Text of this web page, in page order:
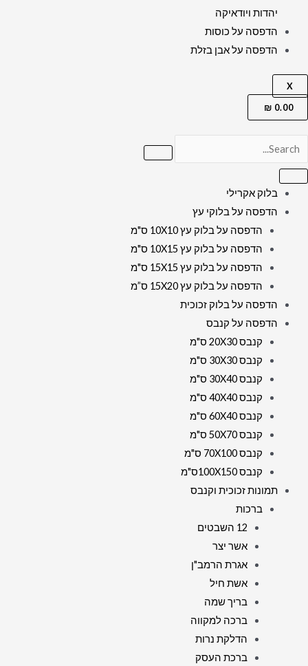
יהדות ויודאיקה
הדפסה על כוסות
הדפסה על אבן בזלת
X
0.00
₪
בלוק אקרילי
הדפסה על בלוקי עץ
הדפסה על בלוק עץ 10X10 ס"מ
הדפסה על בלוק עץ 10X15 ס"מ
הדפסה על בלוק עץ 15X15 ס"מ
הדפסה על בלוק עץ 15X20 ס”מ
הדפסה על בלוק זכוכית
הדפסה על קנבס
קנבס 20X30 ס"מ
קנבס 30X30 ס"מ
קנבס 30X40 ס"מ
קנבס 40X40 ס"מ
קנבס 60X40 ס"מ
קנבס 50X70 ס"מ
קנבס 70X100 ס"מ
קנבס 100X150ס"מ
תמונות זכוכית וקנבס
ברכות
12 השבטים
אשר יצר
אגרת הרמב"ן
אשת חיל
בריך שמה
ברכה למקווה
הדלקת נרות
ברכת העסק